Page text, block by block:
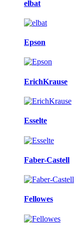
elbat
Epson
ErichKrause
Esselte
Faber-Castell
Fellowes